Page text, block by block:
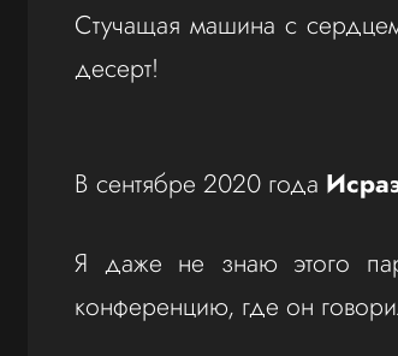
Стучащая машина с
десерт!
В сентябре 2020 года
Я даже не знаю этого
конференцию, где он